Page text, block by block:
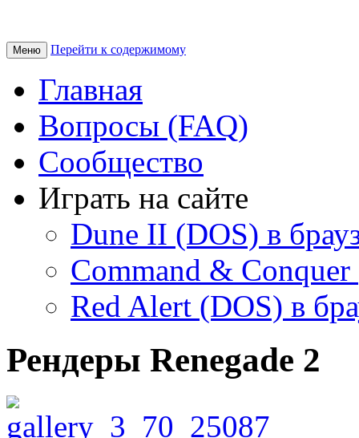
Меню Перейти к содержимому
Главная
Вопросы (FAQ)
Сообщество
Играть на сайте
Dune II (DOS) в
Command & Conquer
Red Alert (DOS) в
Рендеры Renegade 2